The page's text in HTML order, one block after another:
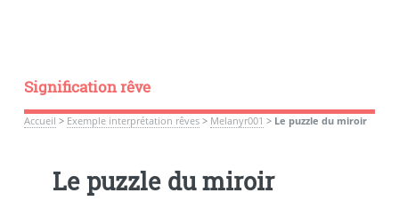
Signification rêve
Accueil > Exemple interprétation rêves> Melanyr001 > Le puzzle du miroir
Le puzzle du miroir